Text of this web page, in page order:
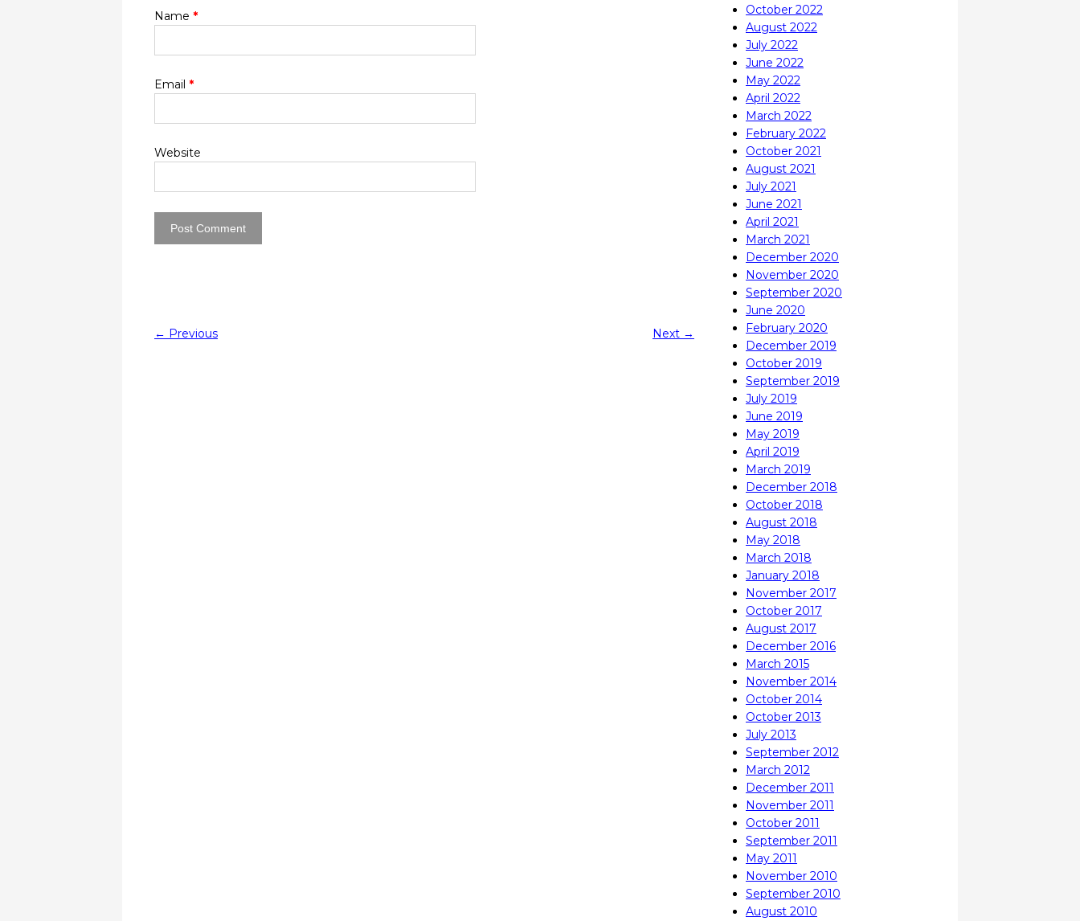
Name *
Email *
Website
← Previous Next →
October 2022
August 2022
July 2022
June 2022
May 2022
April 2022
March 2022
February 2022
October 2021
August 2021
July 2021
June 2021
April 2021
March 2021
December 2020
November 2020
September 2020
June 2020
February 2020
December 2019
October 2019
September 2019
July 2019
June 2019
May 2019
April 2019
March 2019
December 2018
October 2018
August 2018
May 2018
March 2018
January 2018
November 2017
October 2017
August 2017
December 2016
March 2015
November 2014
October 2014
October 2013
July 2013
September 2012
March 2012
December 2011
November 2011
October 2011
September 2011
May 2011
November 2010
September 2010
August 2010